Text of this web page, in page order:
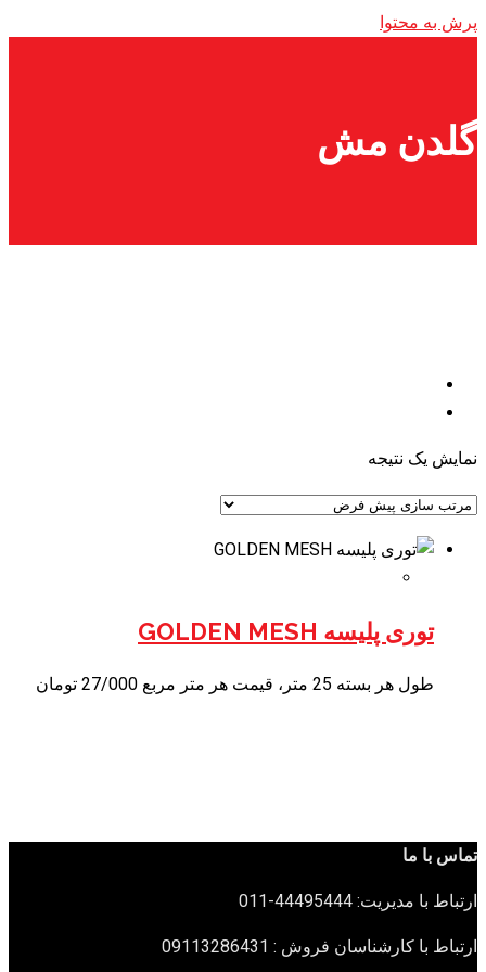
پرش به محتوا
گلدن مش
نمایش یک نتیجه
توری پلیسه GOLDEN MESH
طول هر بسته 25 متر، قیمت هر متر مربع 27/000 تومان
تماس با ما
ارتباط با مدیریت: 44495444-011
ارتباط با کارشناسان فروش : 09113286431